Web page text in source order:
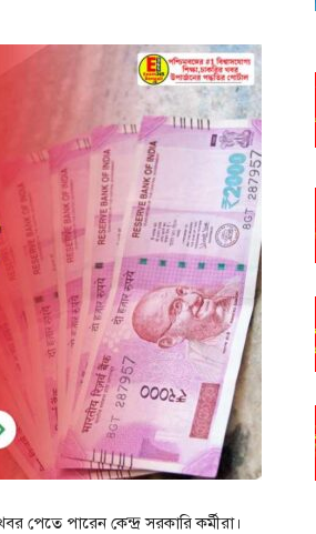
পেতে পারেন কেন্দ্র সরকারি কর্মীরা।